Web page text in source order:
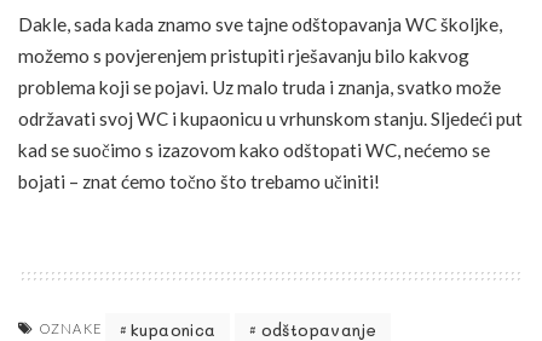
Dakle, sada kada znamo sve tajne odštopavanja WC školjke,
možemo s povjerenjem pristupiti rješavanju bilo kakvog
problema koji se pojavi. Uz malo truda i znanja, svatko može
održavati svoj WC i kupaonicu u vrhunskom stanju. Sljedeći put
kad se suočimo s izazovom kako odštopati WC, nećemo se
bojati – znat ćemo točno što trebamo učiniti!
OZNAKE kupaonica
odštopavanje